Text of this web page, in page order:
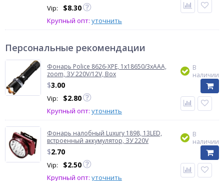
Vip: $8.30
Крупный опт: уточнить
Персональные рекомендации
Фонарь Police 8626-XPE, 1х18650/3xAAA,
zoom, ЗУ 220V/12V, Box
$3.00
Vip: $2.80
Крупный опт: уточнить
В
наличии
Фонарь налобный Luxury 1898, 13LED,
встроенный аккумулятор, ЗУ 220V
$2.70
Vip: $2.50
Крупный опт: уточнить
В
наличии